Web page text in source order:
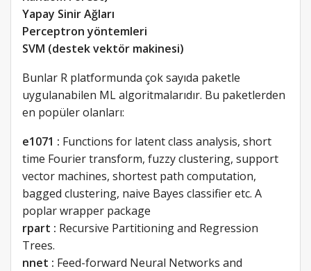
Yapay Sinir Ağları
Perceptron yöntemleri
SVM (destek vektör makinesi)
Bunlar R platformunda çok sayıda paketle
uygulanabilen ML algoritmalarıdır. Bu paketlerden
en popüler olanları:
e1071 : Functions for latent class analysis, short
time Fourier transform, fuzzy clustering, support
vector machines, shortest path computation,
bagged clustering, naive Bayes classifier etc. A
poplar wrapper package
rpart : Recursive Partitioning and Regression
Trees.
nnet : Feed-forward Neural Networks and